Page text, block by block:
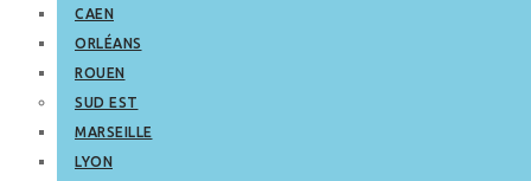
CAEN
ORLÉANS
ROUEN
SUD EST
MARSEILLE
LYON